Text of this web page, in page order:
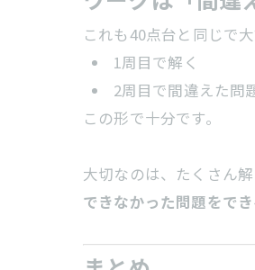
これも40点台と同じで大
1周目で解く
2周目で間違えた問
この形で十分です。
大切なのは、たくさん解
できなかった問題をで